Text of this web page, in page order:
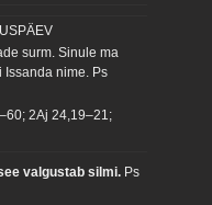
surm. Sinule ma
Issanda nime. Ps
2Aj 24,19–21;
valgustab silmi. Ps